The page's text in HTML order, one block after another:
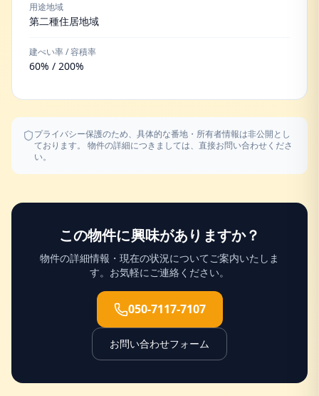
用途地域
第二種住居地域
建ぺい率 / 容積率
60% / 200%
プライバシー保護のため、具体的な番地・所有者情報は非公開とし
ております。 物件の詳細につきましては、直接お問い合わせくださ
い。
この物件に興味がありますか？
物件の詳細情報・現在の状況についてご案内いたしま
す。お気軽にご連絡ください。
050-7117-7107
お問い合わせフォーム